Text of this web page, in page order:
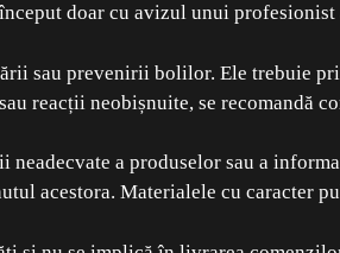
început doar cu avizul unui profesionist
sau prevenirii bolilor. Ele trebuie
reacții neobișnuite, se recomandă
neadecvate a produselor sau a
acestora. Materialele cu caracter